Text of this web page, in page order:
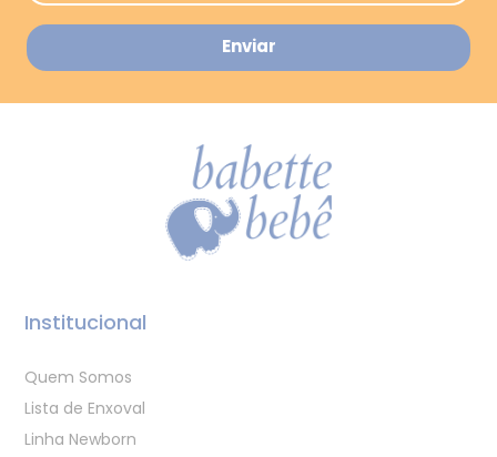
Institucional
Quem Somos
Lista de Enxoval
Linha Newborn